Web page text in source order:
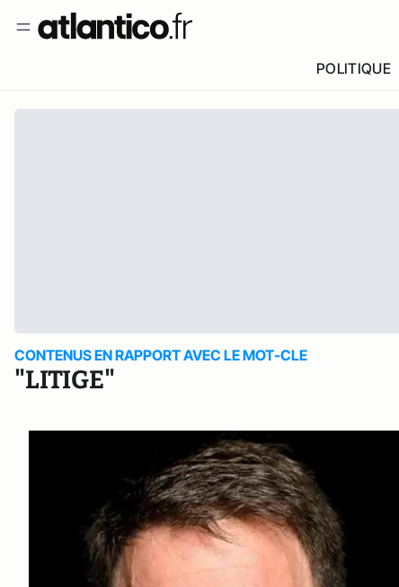
POLITIQUE
CONTENUS EN RAPPORT AVEC LE MOT-CLE
"LITIGE"